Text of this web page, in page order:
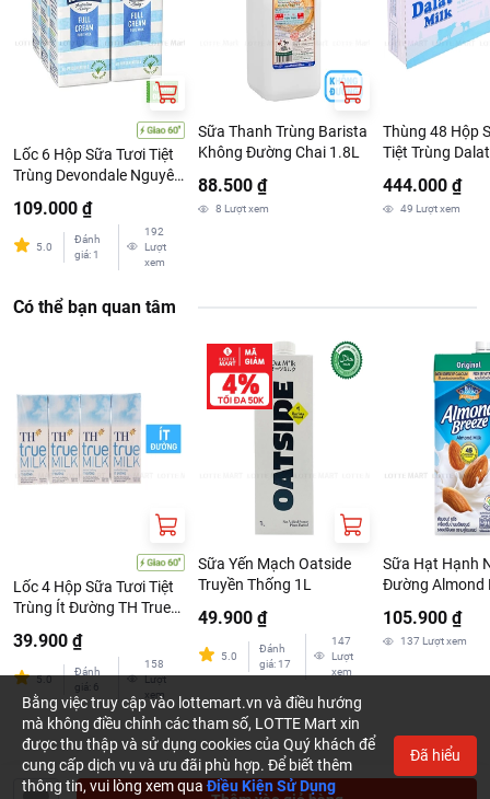
Sử dụng ngay sau khi mở.
Sản phẩm cho một lần sử dụng.
Đổ bỏ phần còn thừa nếu trẻ dùng kéo dào hơn 1 giờ.
Hướng dẫn bảo quản:
Bảo quản nơi khô ráo, thoáng mát, tránh ánh nắng trực tiếp.
Lốc 6 Hộp Sữa Tươi Tiệt
Trùng Devondale Nguyên
109.000 ₫
5.0
Đánh
giá: 1
192
Lượt
xem
Sữa Thanh Trùng Barista
Không Đường Chai 1.8L
88.500 ₫
8 Lượt xem
Thùng 48 Hộp
Tiệt Trùng
444.000 ₫
49 Lượt xem
Có thể bạn quan tâm
Lốc 4 Hộp Sữa Tươi Tiệt
Trùng Ít Đường TH True
39.900 ₫
5.0
Đánh
giá 6
158
Lượt
xem
Sữa Yến Mạch Oatside
Truyền Thống 1L
49.900 ₫
5.0
Đánh
giá: 17
147
Lượt
xem
Sữa Hạt Hạnh
Đường Almond
946ml
105.900 ₫
137 Lượt xem
Bằng việc truy cập vào lottemart.vn và điều hướng
mà không điều chỉnh các tham số, LOTTE Mart xin
được thu thập và sử dụng cookies của Quý khách để
cung cấp dịch vụ và ưu đãi phù hợp. Để biết thêm
thông tin, vui lòng xem quaĐiều Kiện Sử Dụng
Đã hiểu